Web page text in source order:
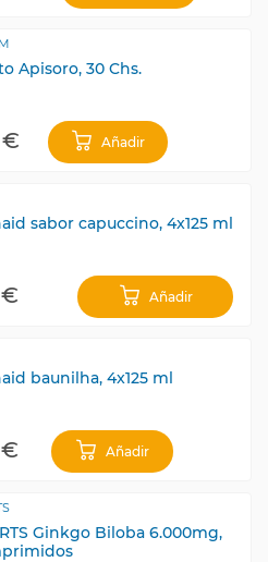
Apisoro, 30 Chs.
€ Añadir
sabor capuccino, 4x125 ml
€ Añadir
baunilha, 4x125 ml
€ Añadir
Ginkgo Biloba 6.000mg,